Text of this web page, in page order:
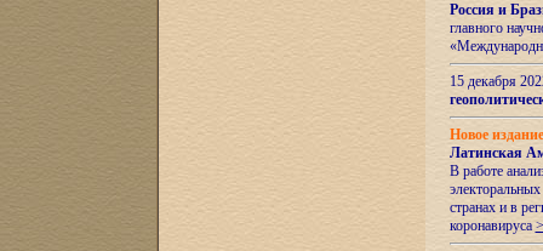
Россия и
главного
15 декабря
Новое
Латинская
В работе
странах и в
коронавируса